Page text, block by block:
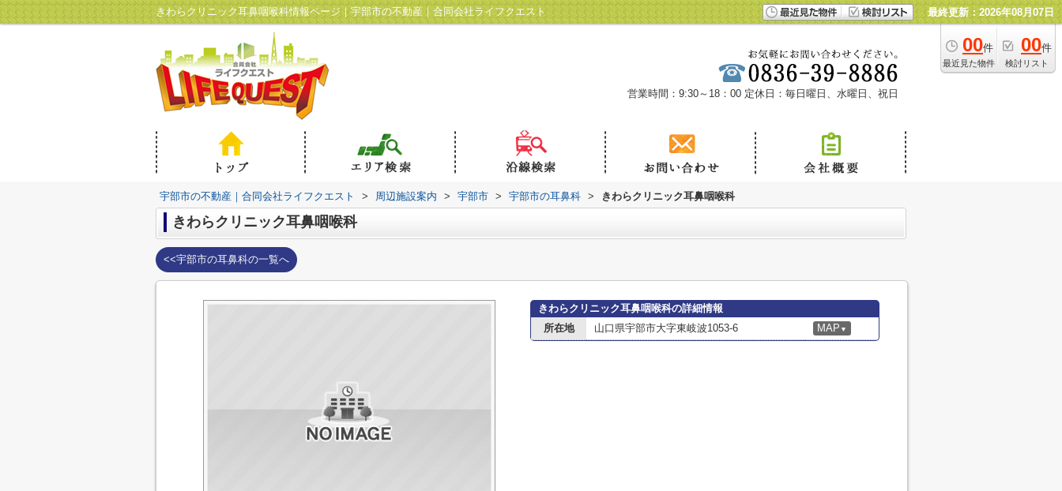
きわらクリニック耳鼻咽喉科情報ページ｜宇部市の不動産｜合同会社ライフクエスト 最終更新：2026年08月07日
00件
最近見た物件
00件
検討リスト
営業時間：9:30～18：00 定休日：毎日曜日、水曜日、祝日
宇部市の不動産｜合同会社ライフクエスト > 周辺施設案内 > 宇部市 > 宇部市の耳鼻科 > きわらクリニック耳鼻咽喉科
きわらクリニック耳鼻咽喉科
<<宇部市の耳鼻科の一覧へ
きわらクリニック耳鼻咽喉科の詳細情報
所在地
山口県宇部市大字東岐波1053-6 MAP ▼